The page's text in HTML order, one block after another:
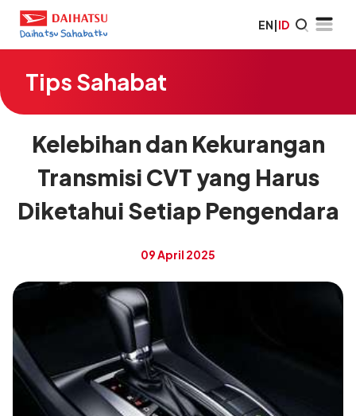
EN|ID
Tips Sahabat
Kelebihan dan Kekurangan
Transmisi CVT yang Harus
Diketahui Setiap Pengendara
09 April 2025